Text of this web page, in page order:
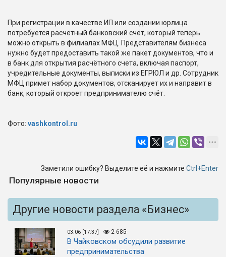
При регистрации в качестве ИП или создании юрлица
потребуется расчётный банковский счёт, который теперь
можно открыть в филиалах МФЦ. Представителям бизнеса
нужно будет предоставить такой же пакет документов, что и
в банк для открытия расчётного счета, включая паспорт,
учредительные документы, выписки из ЕГРЮЛ и др. Сотрудник
МФЦ примет набор документов, отсканирует их и направит в
банк, который откроет предпринимателю счёт.
Фото: vashkontrol.ru
Заметили ошибку? Выделите её и нажмите Ctrl+Enter
Популярные новости
Другие новости раздела «Бизнес»
03.06 [17:37] 2 685
В Чайковском обсудили развитие
предпринимательства